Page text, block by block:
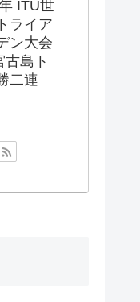
ITU世
ライア
ン大会
島ト
二連